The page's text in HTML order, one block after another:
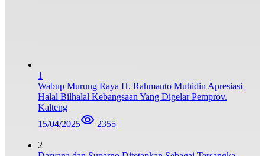
1
Wabup Murung Raya H. Rahmanto Muhidin Apresiasi
Halal Bilhalal Kebangsaan Yang Digelar Pemprov.
Kalteng
15/04/2025
2355
2